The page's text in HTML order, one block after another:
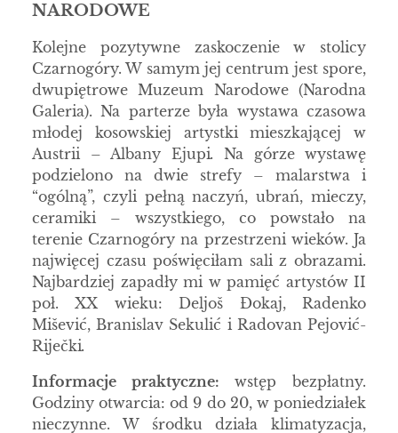
NARODOWE
Kolejne pozytywne zaskoczenie w stolicy
Czarnogóry. W samym jej centrum jest spore,
dwupiętrowe Muzeum Narodowe (Narodna
Galeria). Na parterze była wystawa czasowa
młodej kosowskiej artystki mieszkającej w
Austrii – Albany Ejupi. Na górze wystawę
podzielono na dwie strefy – malarstwa i
“ogólną”, czyli pełną naczyń, ubrań, mieczy,
ceramiki – wszystkiego, co powstało na
terenie Czarnogóry na przestrzeni wieków. Ja
najwięcej czasu poświęciłam sali z obrazami.
Najbardziej zapadły mi w pamięć artystów II
poł. XX wieku: Deljoš Đokaj, Radenko
Mišević, Branislav Sekulić i Radovan Pejović-
Riječki.
Informacje praktyczne: wstęp bezpłatny.
Godziny otwarcia: od 9 do 20, w poniedziałek
nieczynne. W środku działa klimatyzacja,